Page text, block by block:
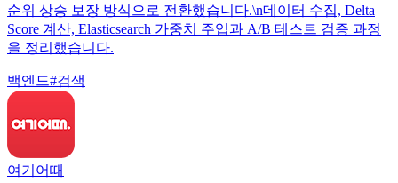
순위 상승 보장 방식으로 전환했습니다.\n데이터 수집, Delta
Score 계산, Elasticsearch 가중치 주입과 A/B 테스트 검증 과정
을 정리했습니다.
백엔드#검색
여기어때